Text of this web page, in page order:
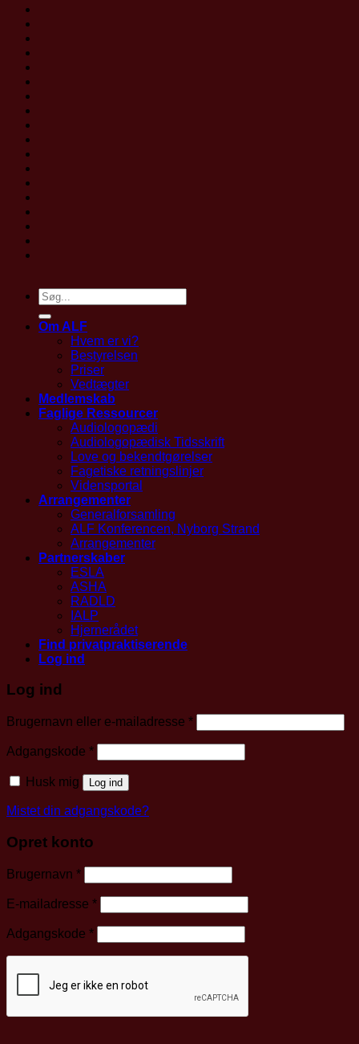
Om ALF
Hvem er vi?
Bestyrelsen
Priser
Vedtægter
Medlemskab
Faglige Ressourcer
Audiologopædi
Audiologopædisk Tidsskrift
Love og bekendtgørelser
Fagetiske retningslinjer
Vidensportal
Arrangementer
Generalforsamling
ALF Konferencen, Nyborg Strand
Arrangementer
Partnerskaber
ESLA
ASHA
RADLD
IALP
Hjernerådet
Find privatpraktiserende
Log ind
Log ind
Brugernavn eller e-mailadresse *Påkrævet
Adgangskode *Påkrævet
Husk mig Log ind
Mistet din adgangskode?
Opret konto
Brugernavn *Påkrævet
E-mailadresse *Påkrævet
Adgangskode *Påkrævet